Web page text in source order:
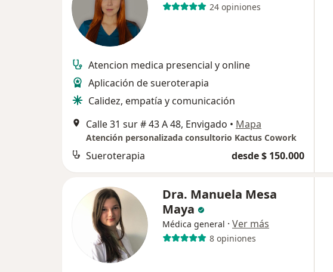
24 opiniones
Atencion medica presencial y online
Aplicación de sueroterapia
Calidez, empatía y comunicación
Calle 31 sur # 43 A 48, Envigado • Mapa
Atención personalizada consultorio Kactus Cowork
Sueroterapia desde $ 150.000
Dra. Manuela Mesa
Maya
Médica general · Ver más
8 opiniones